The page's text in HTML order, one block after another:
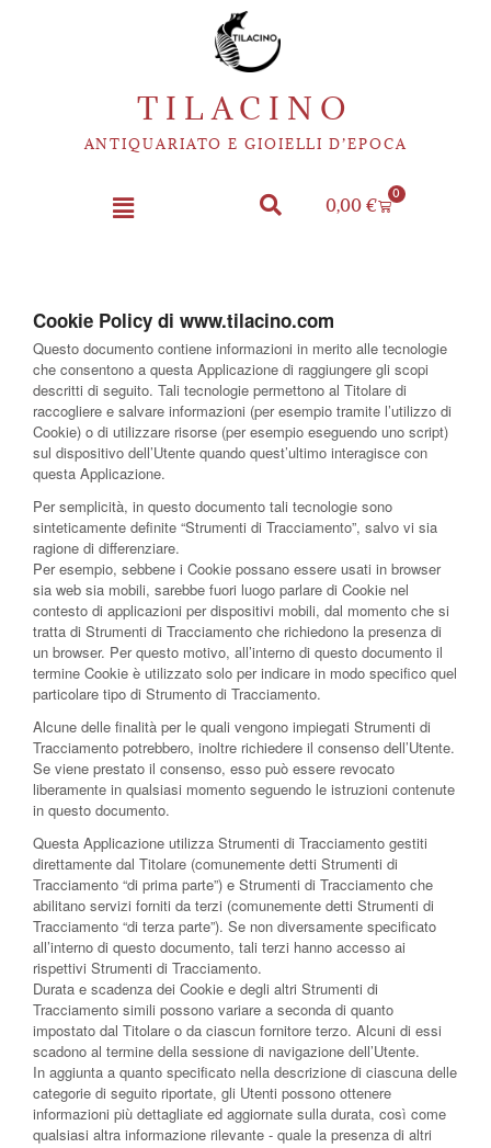
TILACINO
ANTIQUARIATO E GIOIELLI D’EPOCA
0,00 €
0
Cookie Policy di www.tilacino.com
Questo documento contiene informazioni in merito alle tecnologie
che consentono a questa Applicazione di raggiungere gli scopi
descritti di seguito. Tali tecnologie permettono al Titolare di
raccogliere e salvare informazioni (per esempio tramite l’utilizzo di
Cookie) o di utilizzare risorse (per esempio eseguendo uno script)
sul dispositivo dell’Utente quando quest’ultimo interagisce con
questa Applicazione.
Per semplicità, in questo documento tali tecnologie sono
sinteticamente definite “Strumenti di Tracciamento”, salvo vi sia
ragione di differenziare.
Per esempio, sebbene i Cookie possano essere usati in browser
sia web sia mobili, sarebbe fuori luogo parlare di Cookie nel
contesto di applicazioni per dispositivi mobili, dal momento che si
tratta di Strumenti di Tracciamento che richiedono la presenza di
un browser. Per questo motivo, all’interno di questo documento il
termine Cookie è utilizzato solo per indicare in modo specifico quel
particolare tipo di Strumento di Tracciamento.
Alcune delle finalità per le quali vengono impiegati Strumenti di
Tracciamento potrebbero, inoltre richiedere il consenso dell’Utente.
Se viene prestato il consenso, esso può essere revocato
liberamente in qualsiasi momento seguendo le istruzioni contenute
in questo documento.
Questa Applicazione utilizza Strumenti di Tracciamento gestiti
direttamente dal Titolare (comunemente detti Strumenti di
Tracciamento “di prima parte”) e Strumenti di Tracciamento che
abilitano servizi forniti da terzi (comunemente detti Strumenti di
Tracciamento “di terza parte”). Se non diversamente specificato
all’interno di questo documento, tali terzi hanno accesso ai
rispettivi Strumenti di Tracciamento.
Durata e scadenza dei Cookie e degli altri Strumenti di
Tracciamento simili possono variare a seconda di quanto
impostato dal Titolare o da ciascun fornitore terzo. Alcuni di essi
scadono al termine della sessione di navigazione dell’Utente.
In aggiunta a quanto specificato nella descrizione di ciascuna delle
categorie di seguito riportate, gli Utenti possono ottenere
informazioni più dettagliate ed aggiornate sulla durata, così come
qualsiasi altra informazione rilevante - quale la presenza di altri